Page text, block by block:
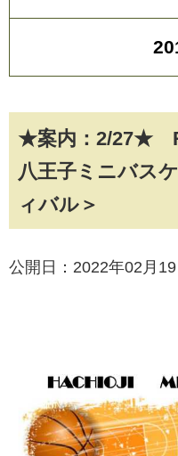
★案内：2/27★
八王子ミニバス
ィバル＞
公開日：2022年02月